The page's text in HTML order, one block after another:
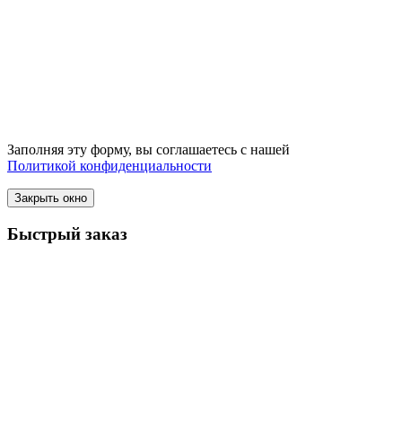
Заполняя эту форму, вы соглашаетесь с нашей
Политикой конфиденциальности
Закрыть окно
Быстрый заказ